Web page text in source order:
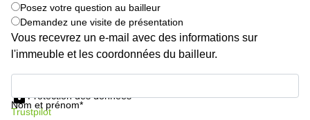
Centres
d’affaires
Bertrange
Centres
sur-
Alzette
Posez votre question au bailleur
Demandez une visite de présentation
Vous recevrez un e-mail avec des informations sur
l'immeuble et les coordonnées du bailleur.
Nom et prénom*
Protection des données
Trustpilot